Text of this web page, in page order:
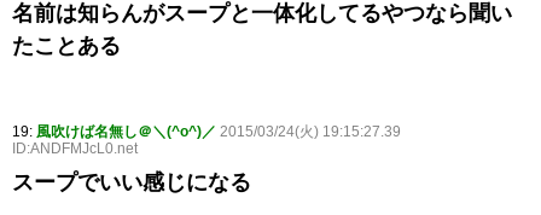
名前は知らんがスープと一体化してるやつなら聞い
たことある
19: 風吹けば名無し＠＼(^o^)／ 2015/03/24(火) 19:15:27.39
ID:ANDFMJcL0.net
スープでいい感じになる